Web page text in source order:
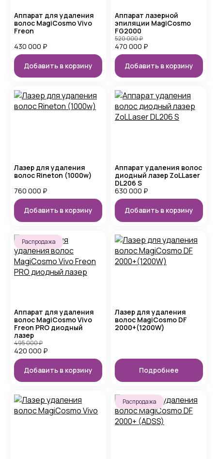
Аппарат для удаления
волос MagiCosmo Vivo
Freon
430 000 ₽
Добавить в корзину
Аппарат лазерной
эпиляции MagiCosmo
FG2000
470 000 ₽
520 000₽
Добавить в корзину
Лазер для удаления
волос Rineton (1000w)
760 000 ₽
Добавить в корзину
Аппарат удаления волос
диодный лазер ZoLLaser
DL206 S
630 000 ₽
Добавить в корзину
Распродажа
Аппарат для удаления
волос MagiCosmo Vivo
Freon PRO диодный
лазер
420 000 ₽
495 000₽
Добавить в корзину
Лазер для удаления
волос MagiCosmo DF
2000+(1200W)
Подробнее
Распродажа